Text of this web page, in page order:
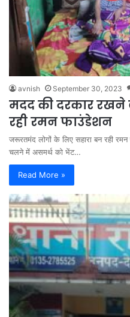
avnish September 30, 2023
मदद की दरकार रखने
रही रमन फाउंडेशन
जरूरतमंद लोगों के लिए सहारा बन रही
चलने में असमर्थ को भेंट…
Read More »